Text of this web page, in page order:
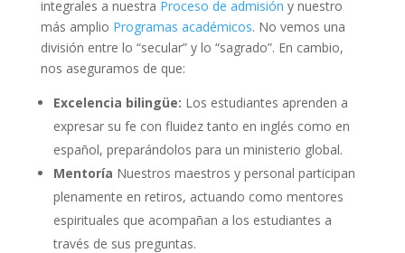
integrales a nuestra Proceso de admisión y nuestro
más amplio Programas académicos. No vemos una
división entre lo “secular” y lo “sagrado”. En cambio,
nos aseguramos de que:
Excelencia bilingüe: Los estudiantes aprenden a
expresar su fe con fluidez tanto en inglés como en
español, preparándolos para un ministerio global.
Mentoría Nuestros maestros y personal participan
plenamente en retiros, actuando como mentores
espirituales que acompañan a los estudiantes a
través de sus preguntas.